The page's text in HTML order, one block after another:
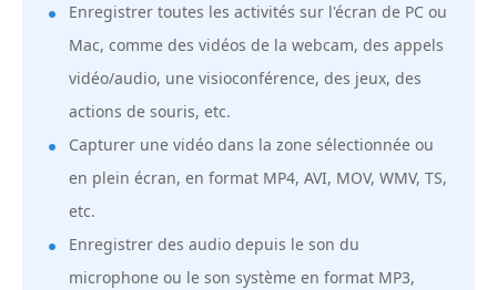
Enregistrer toutes les activités sur l'écran de PC ou
Mac, comme des vidéos de la webcam, des appels
vidéo/audio, une visioconférence, des jeux, des
actions de souris, etc.
Capturer une vidéo dans la zone sélectionnée ou
en plein écran, en format MP4, AVI, MOV, WMV, TS,
etc.
Enregistrer des audio depuis le son du
microphone ou le son système en format MP3,